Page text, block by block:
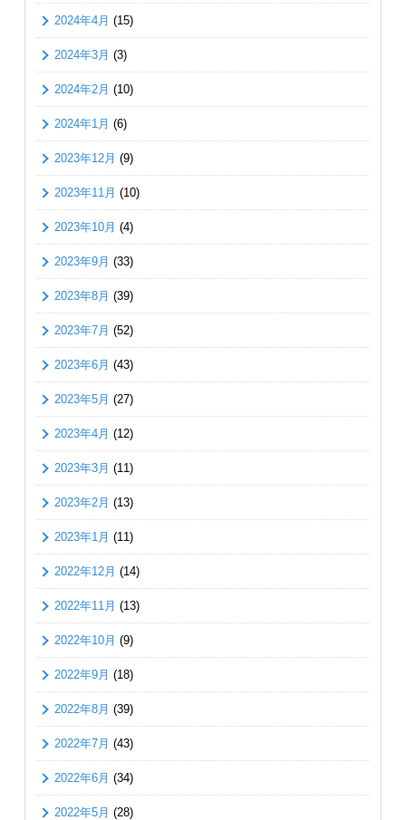
2024年4月 (15)
2024年3月 (3)
2024年2月 (10)
2024年1月 (6)
2023年12月 (9)
2023年11月 (10)
2023年10月 (4)
2023年9月 (33)
2023年8月 (39)
2023年7月 (52)
2023年6月 (43)
2023年5月 (27)
2023年4月 (12)
2023年3月 (11)
2023年2月 (13)
2023年1月 (11)
2022年12月 (14)
2022年11月 (13)
2022年10月 (9)
2022年9月 (18)
2022年8月 (39)
2022年7月 (43)
2022年6月 (34)
2022年5月 (28)